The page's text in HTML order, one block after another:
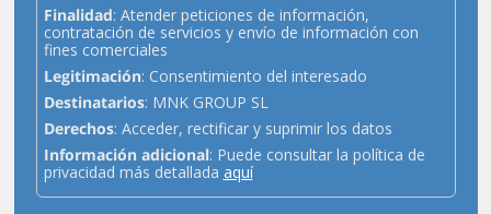
Finalidad: Atender peticiones de información,
contratación de servicios y envío de información con
fines comerciales
Legitimación: Consentimiento del interesado
Destinatarios: MNK GROUP SL
Derechos: Acceder, rectificar y suprimir los datos
Información adicional: Puede consultar la política de
privacidad más detallada aquí